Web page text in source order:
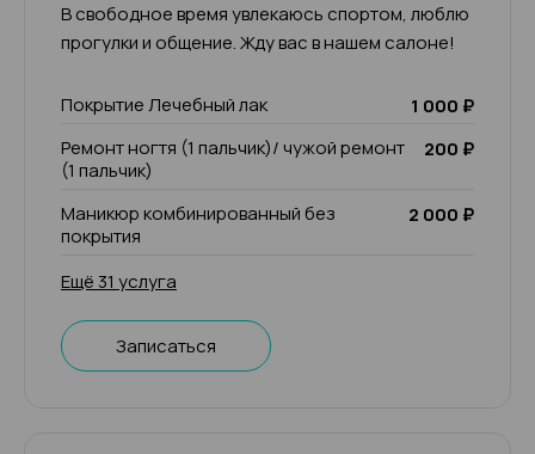
В свободное время увлекаюсь спортом, люблю
прогулки и общение. Жду вас в нашем салоне!
Покрытие Лечебный лак
1 000 ₽
Ремонт ногтя (1 пальчик)/ чужой ремонт
(1 пальчик)
200 ₽
Маникюр комбинированный без
покрытия
2 000 ₽
Ещё 31 услуга
Записаться